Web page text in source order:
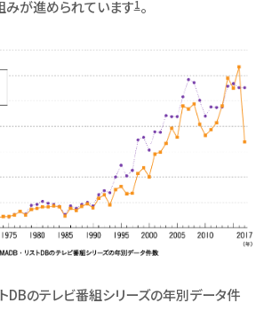
みが進められています1。
DBのテレビ番組シリーズの年別データ件